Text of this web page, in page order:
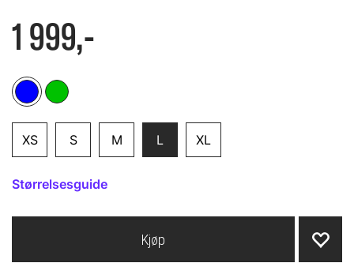
1 999,-
XS S M L XL
Størrelsesguide
Kjøp